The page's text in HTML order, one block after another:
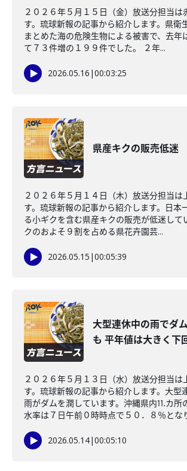
２０２６年５月１５日（金）放送分担当は
す。琉球新報の記事から紹介します。県衛
まとめた海の危険生物による被害で、去年
て７３件増の１９９件でした。 ２年...
2026.05.16 |00:03:25
県産キクの販売低迷
２０２６年５月１４日（木）放送分担当は
す。琉球新報の記事から紹介します。日本
る小ギクを含む県産キクの販売が低迷して
クのおよそ９割を占める県花卉園芸...
2026.05.15 |00:05:39
大型連休中の雨でダ
も 平年値は大きく下
２０２６年５月１３日（水）放送分担当は
す。琉球新報の記事から紹介します。大型
雨がダムを潤しています。沖縄県内⒒カ所
水率は７日午前０時時点で５０．８％とな
2026.05.14|00:05:10